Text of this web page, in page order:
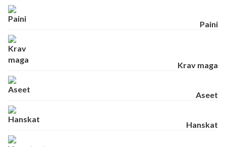
Paini
Krav maga
Aseet
Hanskat